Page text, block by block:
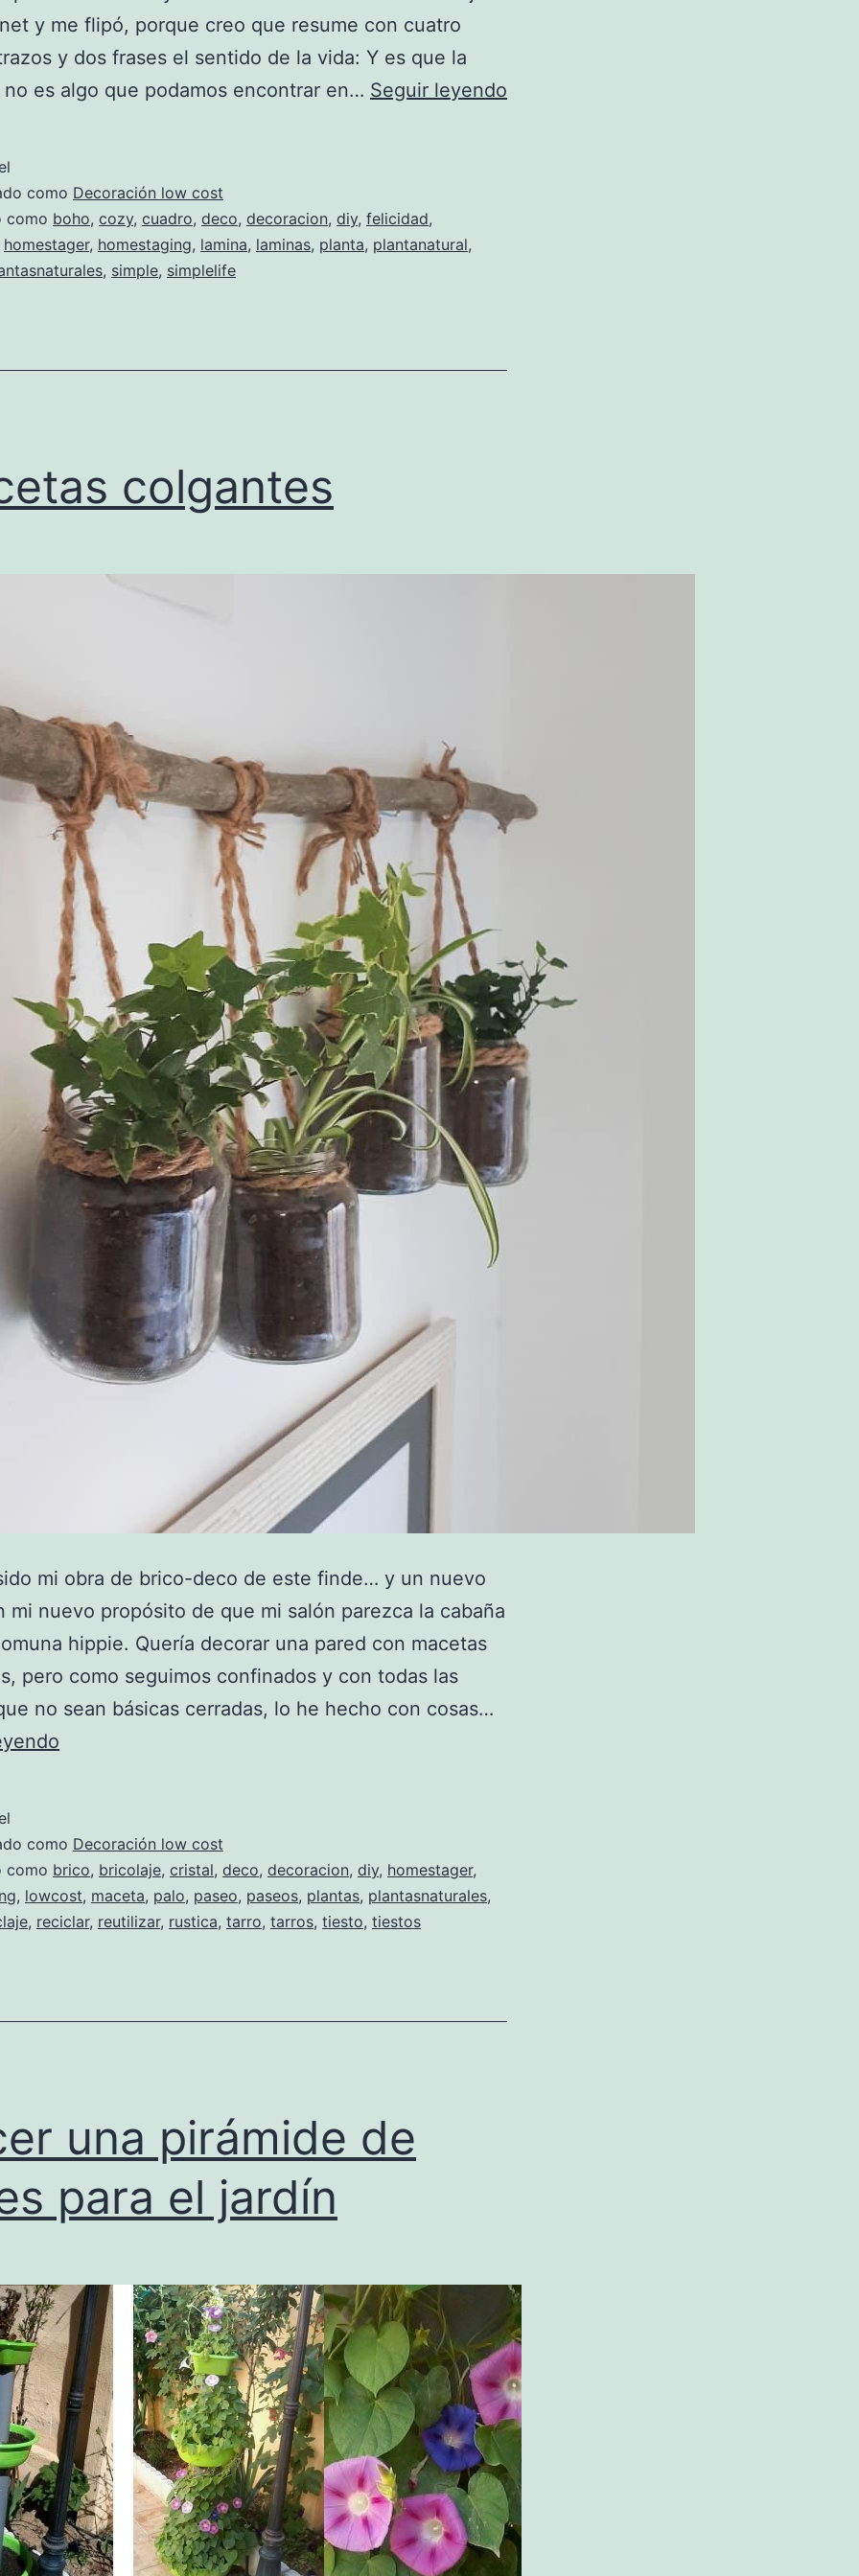
y me flipó, porque creo que resume con cuatro
y dos frases el sentido de la vida: Y es que la
es algo que podamos encontrar en… Seguir leyendo
como Decoración low cost
como boho, cozy, cuadro, deco, decoracion, diy, felicidad,
homestager, homestaging, lamina, laminas, planta, plantanatural,
, simple, simplelife
colgantes
mi obra de brico-deco de este finde… y un nuevo
mi nuevo propósito de que mi salón parezca la cabaña
hippie. Quería decorar una pared con macetas
pero como seguimos confinados y con todas las
no sean básicas cerradas, lo he hecho con cosas…
como Decoración low cost
como brico, bricolaje, cristal, deco, decoracion, diy, homestager,
, lowcost, maceta, palo, paseo, paseos, plantas, plantasnaturales,
, reciclar, reutilizar, rustica, tarro, tarros, tiesto, tiestos
una pirámide de
para el jardín